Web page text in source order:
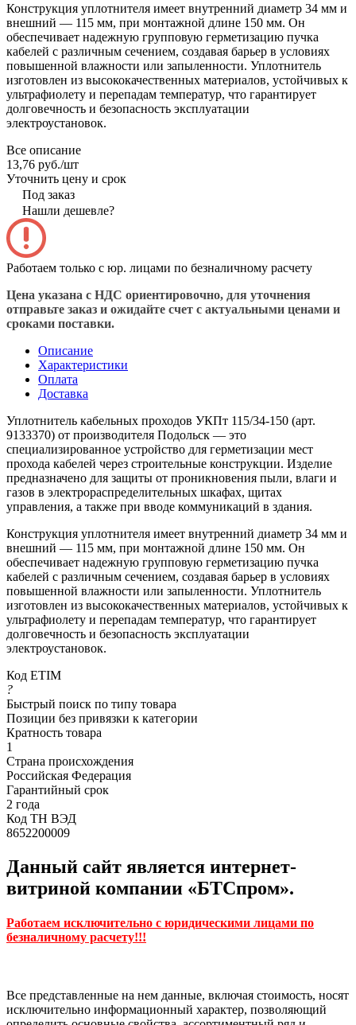
Конструкция уплотнителя имеет внутренний диаметр 34 мм и
внешний — 115 мм, при монтажной длине 150 мм. Он
обеспечивает надежную групповую герметизацию пучка
кабелей с различным сечением, создавая барьер в условиях
повышенной влажности или запыленности. Уплотнитель
изготовлен из высококачественных материалов, устойчивых к
ультрафиолету и перепадам температур, что гарантирует
долговечность и безопасность эксплуатации
электроустановок.
Все описание
13,76 руб./шт
Уточнить цену и срок
Под заказ
Нашли дешевле?
Работаем только с юр. лицами по безналичному расчету
Цена указана с НДС ориентировочно, для уточнения
отправьте заказ и ожидайте счет с актуальными ценами и
сроками поставки.
Описание
Характеристики
Оплата
Доставка
Уплотнитель кабельных проходов УКПт 115/34-150 (арт.
9133370) от производителя Подольск — это
специализированное устройство для герметизации мест
прохода кабелей через строительные конструкции. Изделие
предназначено для защиты от проникновения пыли, влаги и
газов в электрораспределительных шкафах, щитах
управления, а также при вводе коммуникаций в здания.
Конструкция уплотнителя имеет внутренний диаметр 34 мм и
внешний — 115 мм, при монтажной длине 150 мм. Он
обеспечивает надежную групповую герметизацию пучка
кабелей с различным сечением, создавая барьер в условиях
повышенной влажности или запыленности. Уплотнитель
изготовлен из высококачественных материалов, устойчивых к
ультрафиолету и перепадам температур, что гарантирует
долговечность и безопасность эксплуатации
электроустановок.
Код ETIM
?
Быстрый поиск по типу товара
Позиции без привязки к категории
Кратность товара
1
Страна происхождения
Российская Федерация
Гарантийный срок
2 года
Код ТН ВЭД
8652200009
Данный сайт является интернет-
витриной компании «БТСпром».
Работаем исключительно с юридическими лицами по
безналичному расчету!!!
Все представленные на нем данные, включая стоимость, носят
исключительно информационный характер, позволяющий